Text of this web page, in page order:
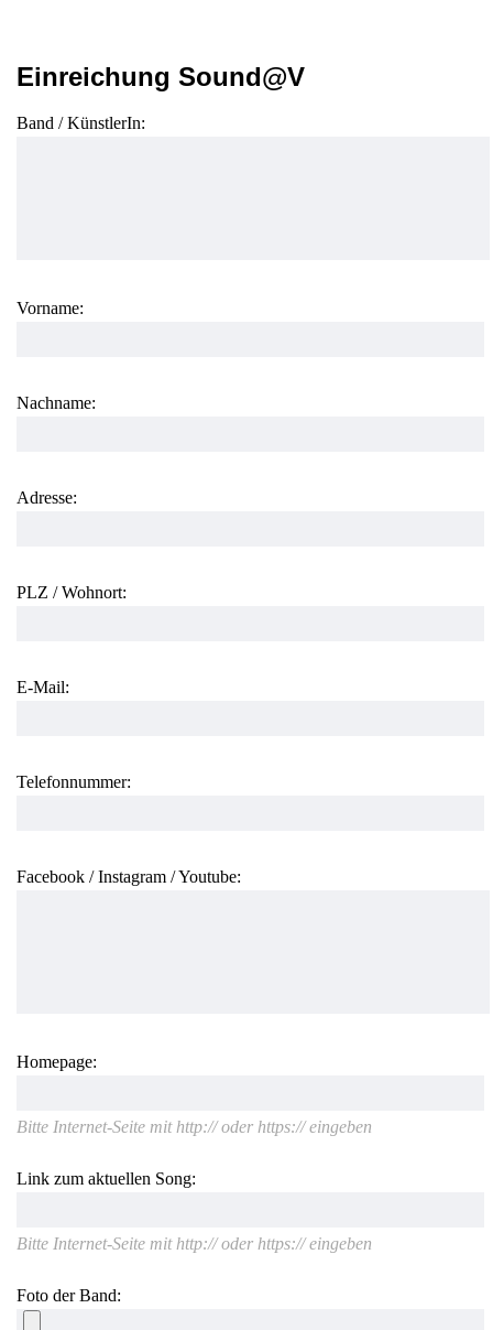
Einreichung Sound@V
Band / KünstlerIn:
Vorname:
Nachname:
Adresse:
PLZ / Wohnort:
E-Mail:
Telefonnummer:
Facebook / Instagram / Youtube:
Homepage:
Bitte Internet-Seite mit http:// oder https:// eingeben
Link zum aktuellen Song:
Bitte Internet-Seite mit http:// oder https:// eingeben
Foto der Band: